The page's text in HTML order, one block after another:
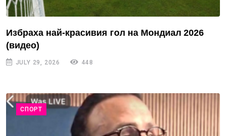
Избраха най-красивия гол на Мондиал 2026
(видео)
JULY 29, 2026 448
СПОРТ